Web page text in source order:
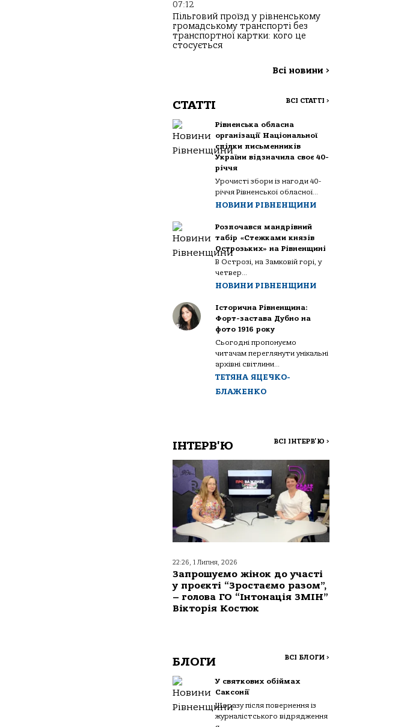
07:12
Пільговий проїзд у рівненському
громадському транспорті без
транспортної картки: кого це
стосується
Всі новини >
СТАТТІ ВСІ СТАТТІ >
Рівненська обласна
організації Національної
спілки письменників
України відзначила своє 40-
річчя
Урочисті збори із нагоди 40-
річчя Рівненської обласної...
НОВИНИ РІВНЕНЩИНИ
Розпочався мандрівний
табір «Стежками князів
Острозьких» на Рівненщині
В Острозі, на Замковій горі, у
четвер...
НОВИНИ РІВНЕНЩИНИ
Історична Рівненщина:
Форт-застава Дубно на
фото 1916 року
Сьогодні пропонуємо
читачам переглянути унікальні
архівні світлини...
ТЕТЯНА ЯЦЕЧКО-
БЛАЖЕНКО
ІНТЕРВ'Ю ВСІ ІНТЕРВ'Ю >
22:26, 1 Липня, 2026
Запрошуємо жінок до участі
у проєкті “Зростаємо разом”,
– голова ГО “Інтонація ЗМІН”
Вікторія Костюк
БЛОГИ ВСІ БЛОГИ >
У святкових обіймах
Саксонії
Щоразу після повернення із
журналістського відрядження